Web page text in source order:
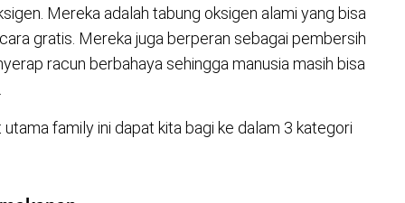
Mereka adalah tabung oksigen alami yang bisa
gratis. Mereka juga berperan sebagai pembersih
racun berbahaya sehingga manusia masih bisa
family ini dapat kita bagi ke dalam 3 kategori